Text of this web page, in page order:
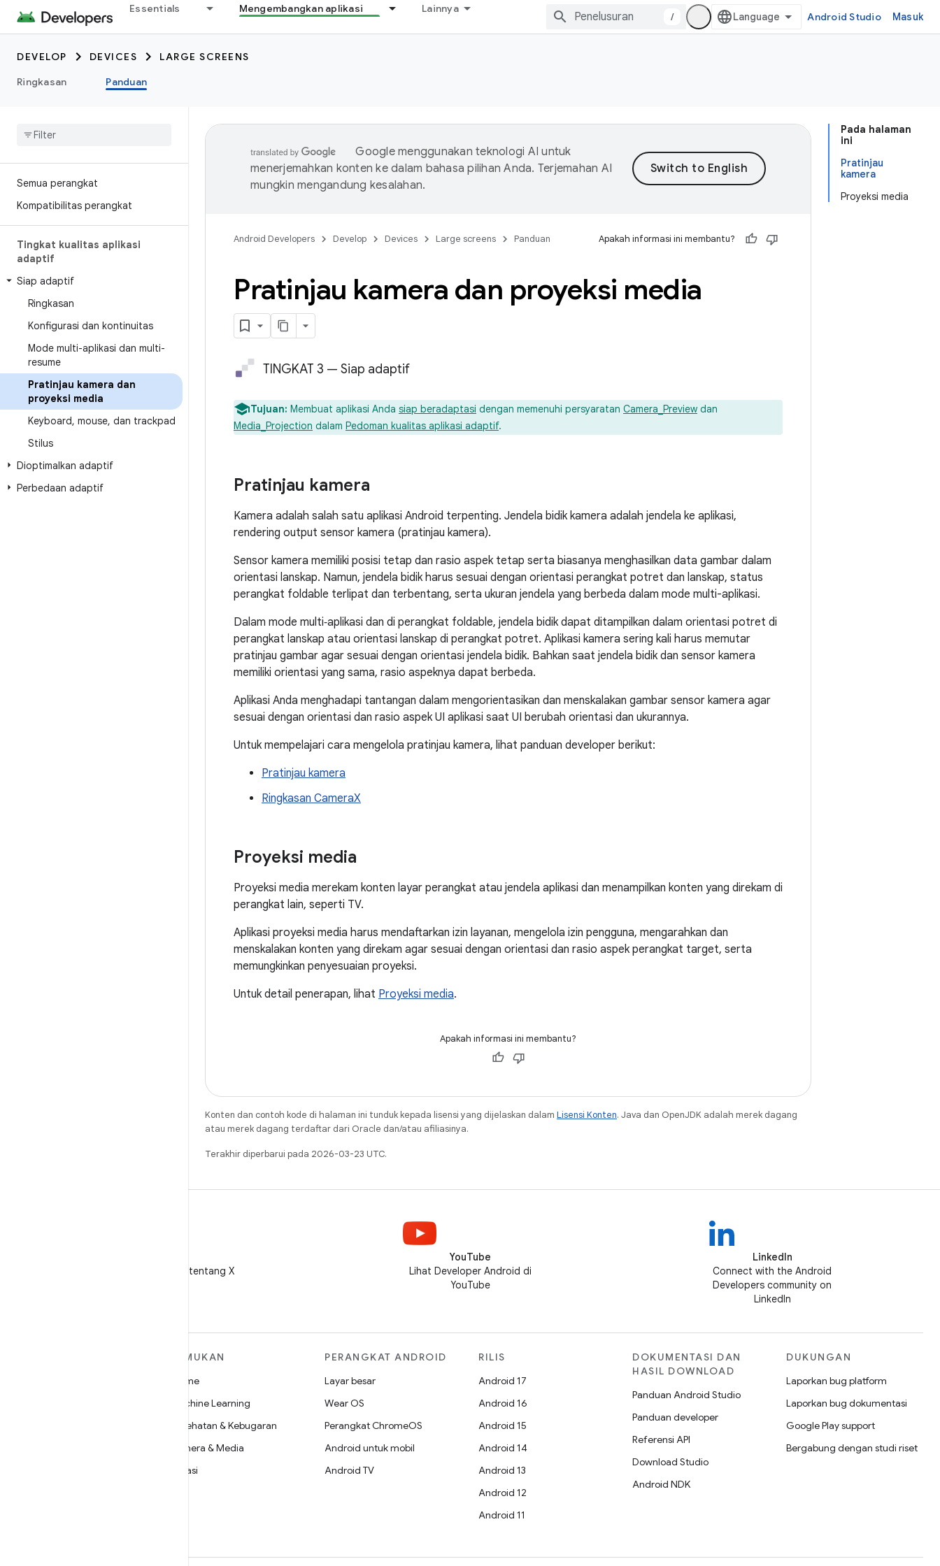
Essentials Mengembangkan aplikasi Lainnya
/ Android Studio Masuk
DEVELOP DEVICES
LARGE SCREENS
Ringkasan
Panduan
Semua perangkat
Kompatibilitas perangkat
Tingkat kualitas aplikasi
adaptif
Siap adaptif
Ringkasan
Konfigurasi dan kontinuitas
Mode multi-aplikasi dan multi-
resume
Pratinjau kamera dan
proyeksi media
Keyboard, mouse, dan trackpad
Stilus
Dioptimalkan adaptif
Perbedaan adaptif
Pada halaman
ini
Pratinjau
kamera
Proyeksi media
Google menggunakan teknologi AI untuk
menerjemahkan konten ke dalam bahasa pilihan Anda. Terjemahan AI
mungkin mengandung kesalahan.
Android Developers Develop Devices Large screens Panduan Apakah informasi ini membantu?
Pratinjau kamera dan proyeksi media
TINGKAT 3 — Siap adaptif
Tujuan: Membuat aplikasi Anda siap beradaptasi dengan memenuhi persyaratan Camera_Preview dan
Media_Projection dalam Pedoman kualitas aplikasi adaptif.
Pratinjau kamera
Kamera adalah salah satu aplikasi Android terpenting. Jendela bidik kamera adalah jendela ke aplikasi,
rendering output sensor kamera (pratinjau kamera).
Sensor kamera memiliki posisi tetap dan rasio aspek tetap serta biasanya menghasilkan data gambar dalam
orientasi lanskap. Namun, jendela bidik harus sesuai dengan orientasi perangkat potret dan lanskap, status
perangkat foldable terlipat dan terbentang, serta ukuran jendela yang berbeda dalam mode multi-aplikasi.
Dalam mode multi‑aplikasi dan di perangkat foldable, jendela bidik dapat ditampilkan dalam orientasi potret di
perangkat lanskap atau orientasi lanskap di perangkat potret. Aplikasi kamera sering kali harus memutar
pratinjau gambar agar sesuai dengan orientasi jendela bidik. Bahkan saat jendela bidik dan sensor kamera
memiliki orientasi yang sama, rasio aspeknya dapat berbeda.
Aplikasi Anda menghadapi tantangan dalam mengorientasikan dan menskalakan gambar sensor kamera agar
sesuai dengan orientasi dan rasio aspek UI aplikasi saat UI berubah orientasi dan ukurannya.
Untuk mempelajari cara mengelola pratinjau kamera, lihat panduan developer berikut:
Pratinjau kamera
Ringkasan CameraX
Proyeksi media
Proyeksi media merekam konten layar perangkat atau jendela aplikasi dan menampilkan konten yang direkam di
perangkat lain, seperti TV.
Aplikasi proyeksi media harus mendaftarkan izin layanan, mengelola izin pengguna, mengarahkan dan
menskalakan konten yang direkam agar sesuai dengan orientasi dan rasio aspek perangkat target, serta
memungkinkan penyesuaian proyeksi.
Untuk detail penerapan, lihat Proyeksi media.
Apakah informasi ini membantu?
Konten dan contoh kode di halaman ini tunduk kepada lisensi yang dijelaskan dalam Lisensi Konten. Java dan OpenJDK adalah merek dagang
atau merek dagang terdaftar dari Oracle dan/atau afiliasinya.
Terakhir diperbarui pada 2026-03-23 UTC.
Ikuti @AndroidDev tentang X
YouTube
Lihat Developer Android di
YouTube
LinkedIn
Connect with the Android
Developers community on
LinkedIn
TEMUKAN
Game
Machine Learning
Kesehatan & Kebugaran
Kamera & Media
Privasi
PERANGKAT ANDROID
Layar besar
Wear OS
Perangkat ChromeOS
Android untuk mobil
Android TV
RILIS
Android 17
Android 16
Android 15
Android 14
Android 13
Android 12
Android 11
DOKUMENTASI DAN
HASIL DOWNLOAD
Panduan Android Studio
Panduan developer
Referensi API
Download Studio
Android NDK
DUKUNGAN
Laporkan bug platform
Laporkan bug dokumentasi
Google Play support
Bergabung dengan studi riset